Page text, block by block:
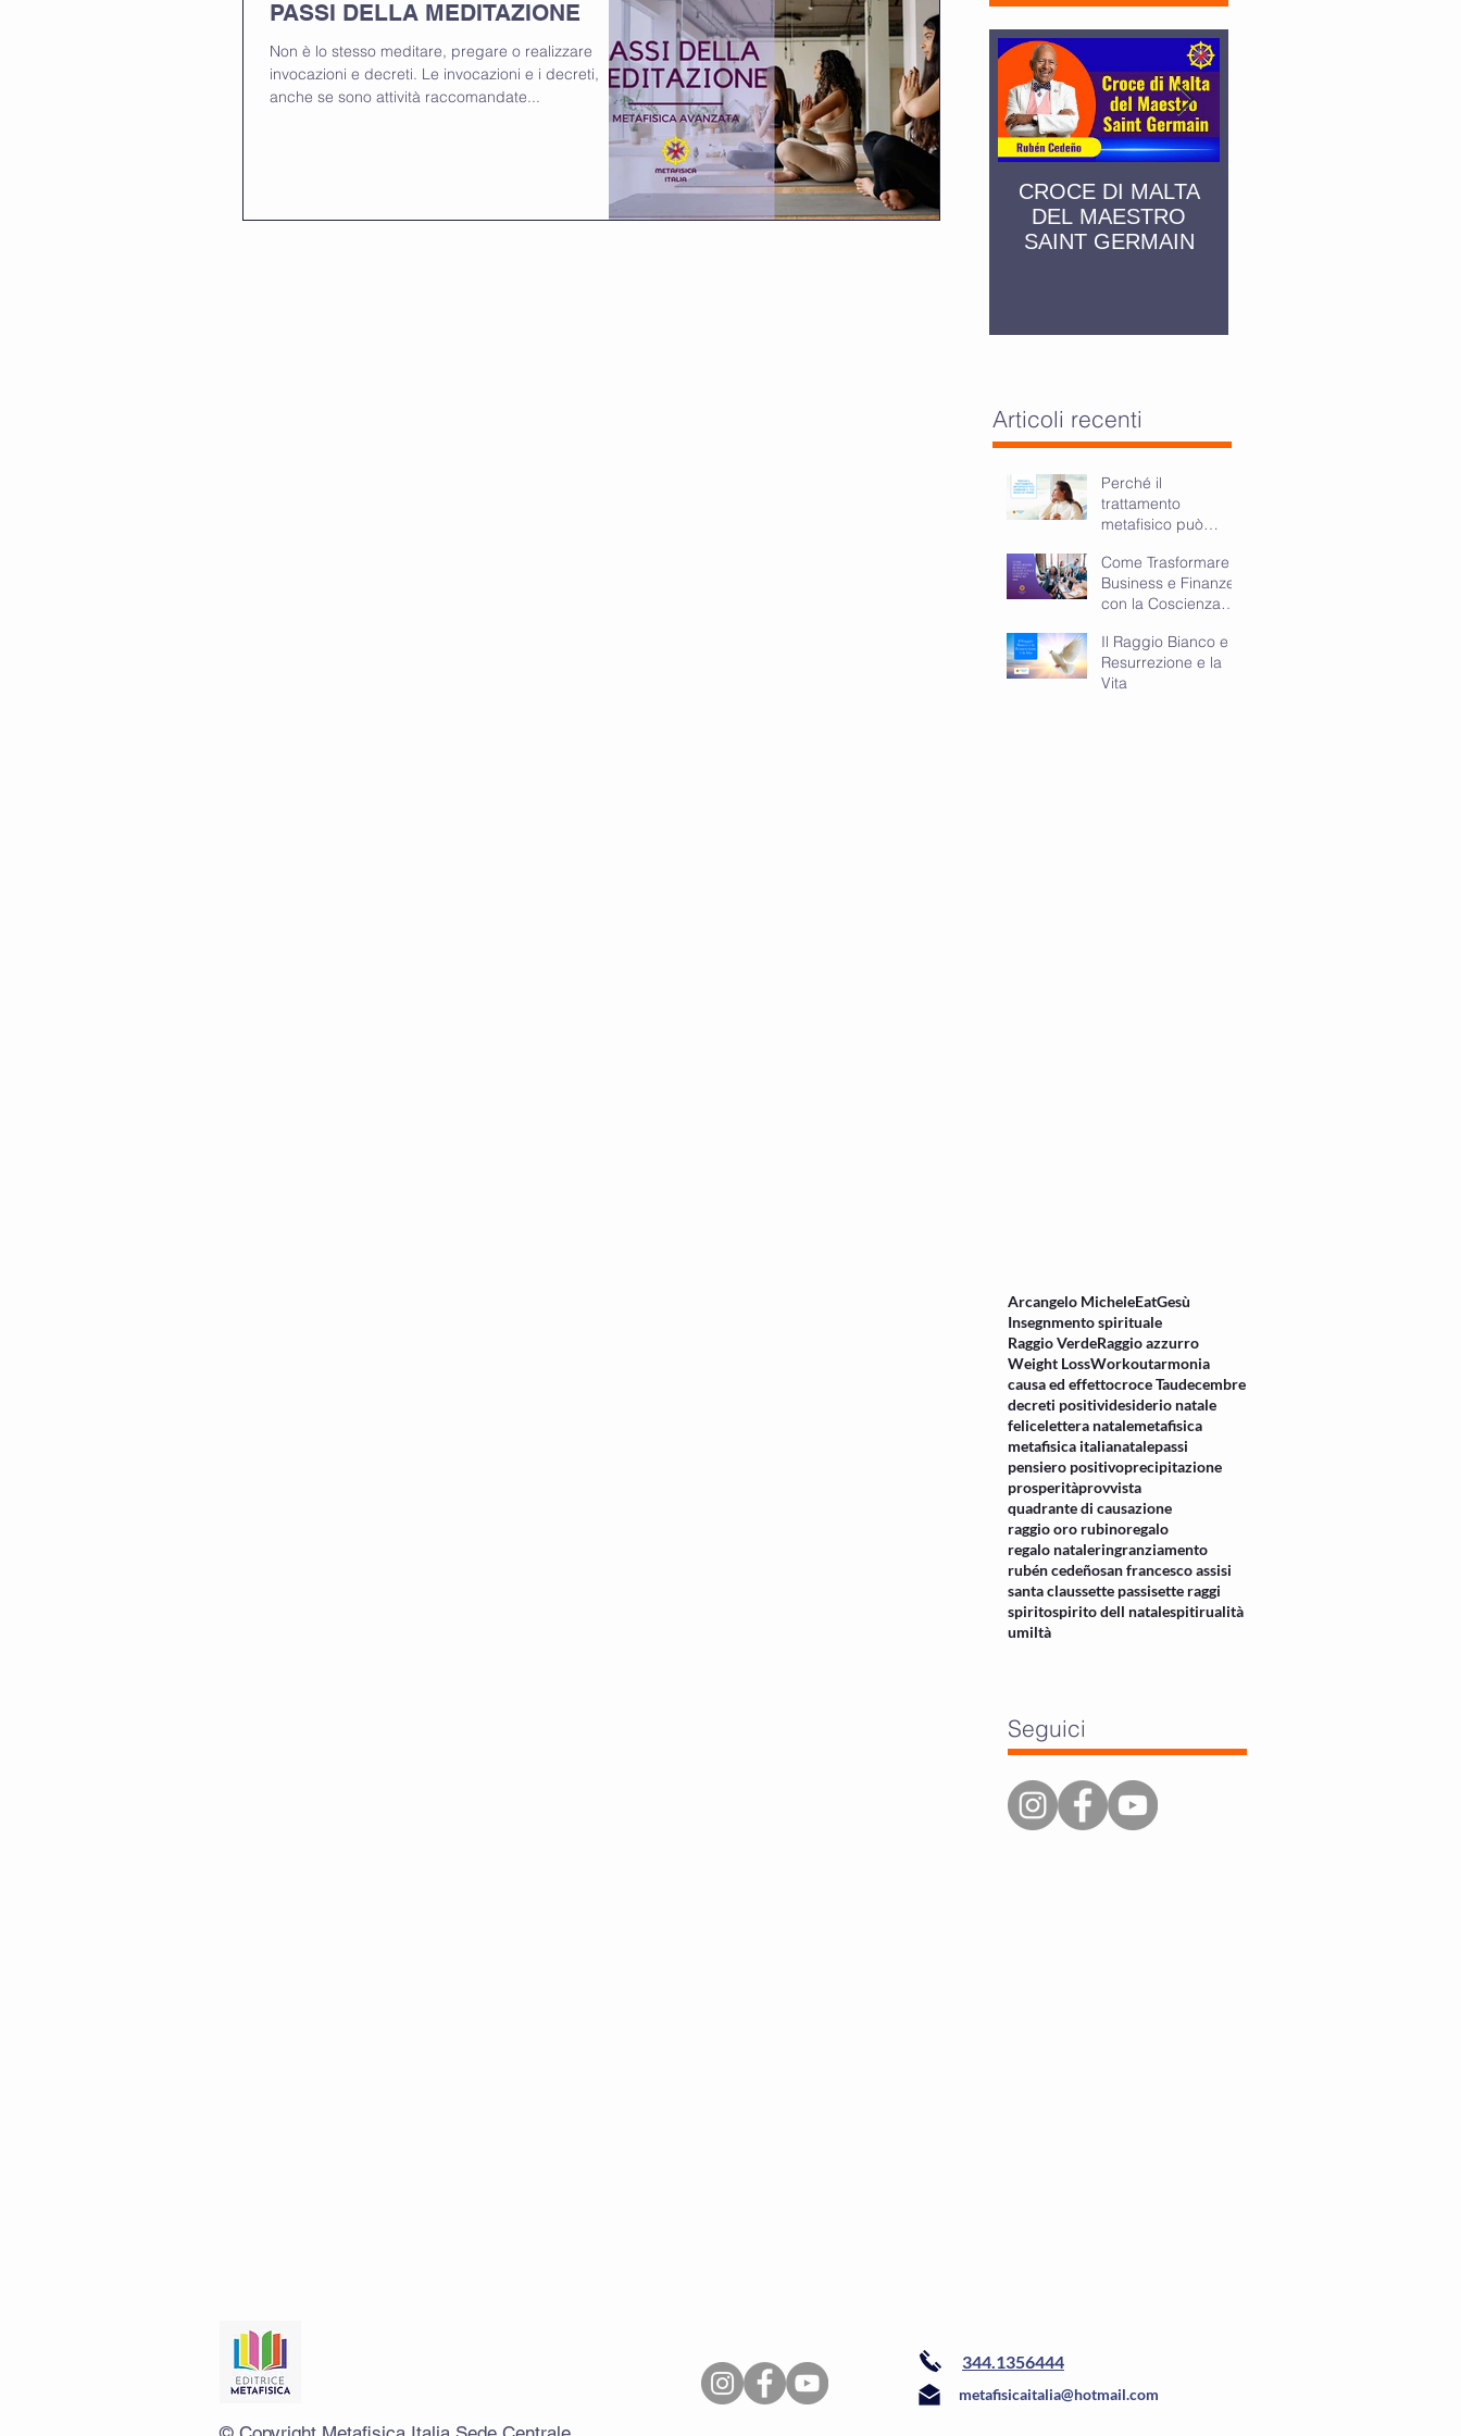
PASSI DELLA MEDITAZIONE
Non è lo stesso meditare, pregare o realizzare
invocazioni e decreti. Le invocazioni e i decreti,
anche se sono attività raccomandate...
CROCE DI MALTA
DEL MAESTRO
SAINT GERMAIN
Articoli recenti
Perché il
trattamento
metafisico può
modo di vivere
Come Trasformare
Business e Finanze
con la Coscienza
Il Raggio Bianco e la
Resurrezione e la
Vita
Arcangelo MicheleEatGesù
Insegnmento spirituale
Raggio VerdeRaggio azzurro
Weight LossWorkoutarmonia
causa ed effettocroce Taudecembre
decreti positividesiderio natale
felicelettera natalemetafisica
metafisica italianatalepassi
pensiero positivoprecipitazione
prosperitàprovvista
quadrante di causazione
raggio oro rubinoregalo
regalo nataleringranziamento
rubén cedeñosan francesco assisi
santa claussette passisette raggi
spiritospirito dell natalespitirualità
umiltà
Seguici
344.1356444
metafisicaitalia@hotmail.com